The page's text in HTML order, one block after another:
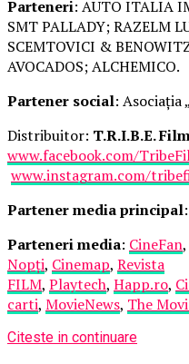
Parteneri: AUTO ITALIA
SMT PALLADY; RAZELM
SCEMTOVICI &
AVOCADOS; ALCHEMICO.
Partener social: Asociația
Distribuitor: T.R.I.B.E.
www.facebook.com/
www.instagram.com/
Partener media principal:
Parteneri media: CineFan,
Nopți, Cinemap, Revista
FILM, Playtech, Happ.ro,
carti, MovieNews, The
Citeste in continuare